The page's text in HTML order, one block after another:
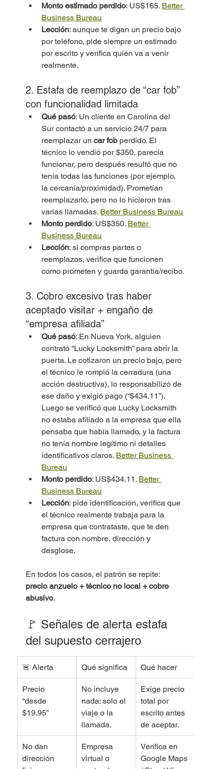
Monto estimado perdido: US$165. Better
Business Bureau
Lección: aunque te digan un precio bajo
por teléfono, pide siempre un estimado
por escrito y verifica quién va a venir
realmente.
2. Estafa de reemplazo de “car fob”
con funcionalidad limitada
Qué pasó: Un cliente en Carolina del
Sur contactó a un servicio 24/7 para
reemplazar un car fob perdido. El
técnico lo vendió por $350, parecía
funcionar, pero después resultó que no
tenía todas las funciones (por ejemplo,
la cercanía/proximidad). Prometían
reemplazarlo, pero no lo hicieron tras
varias llamadas. Better Business Bureau
Monto perdido: US$350. Better
Business Bureau
Lección: si compras partes o
reemplazos, verifica que funcionen
como prometen y guarda garantía/recibo.
3. Cobro excesivo tras haber
aceptado visitar + engaño de
“empresa afiliada”
Qué pasó: En Nueva York, alguien
contrató “Lucky Locksmith” para abrir la
puerta. Le cotizaron un precio bajo, pero
el técnico le rompió la cerradura (una
acción destructiva), lo responsabilizó de
ese daño y exigió pago (“$434.11”).
Luego se verificó que Lucky Locksmith
no estaba afiliado a la empresa que ella
pensaba que había llamado, y la factura
no tenía nombre legítimo ni detalles
identificativos claros. Better Business
Bureau
Monto perdido: US$434.11. Better
Business Bureau
Lección: pide identificación, verifica que
el técnico realmente trabaja para la
empresa que contrataste, que te den
factura con nombre, dirección y
desglose.
En todos los casos, el patrón se repite:
precio anzuelo + técnico no local + cobro
abusivo.
🚩 Señales de alerta estafa
del supuesto cerrajero
🚨 Alerta Qué significa Qué hacer
Precio
“desde
$19.95”
No incluye
nada: solo el
viaje o la
llamada.
Exige precio
total por
escrito antes
de aceptar.
No dan
dirección
Empresa
virtual o
Verifica en
Google Maps